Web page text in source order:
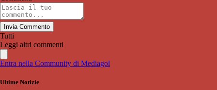
Invia Commento
Tutti
Leggi altri commenti
Entra nella Community di Mediagol
Ultime Notizie